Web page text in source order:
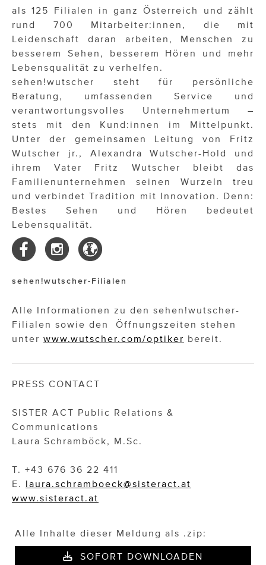
als 125 Filialen in ganz Österreich und zählt
rund 700 Mitarbeiter:innen, die mit
Leidenschaft daran arbeiten, Menschen zu
besserem Sehen, besserem Hören und mehr
Lebensqualität zu verhelfen.
sehen!wutscher steht für persönliche
Beratung, umfassenden Service und
verantwortungsvolles Unternehmertum –
stets mit den Kund:innen im Mittelpunkt.
Unter der gemeinsamen Leitung von Fritz
Wutscher jr., Alexandra Wutscher-Hold und
ihrem Vater Fritz Wutscher bleibt das
Familienunternehmen seinen Wurzeln treu
und verbindet Tradition mit Innovation. Denn:
Bestes Sehen und Hören bedeutet
Lebensqualität.
sehen!wutscher-Filialen
Alle Informationen zu den sehen!wutscher-
Filialen sowie den Öffnungszeiten stehen
unter www.wutscher.com/optiker bereit.
PRESS CONTACT
SISTER ACT Public Relations &
Communications
Laura Schramböck, M.Sc.
T. +43 676 36 22 411
E. laura.schramboeck@sisteract.at
www.sisteract.at
Alle Inhalte dieser Meldung als .zip:
SOFORT DOWNLOADEN